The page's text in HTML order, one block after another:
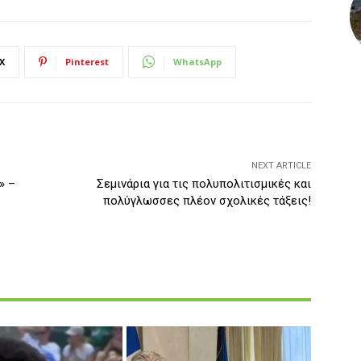
X Pinterest WhatsApp
–
NEXT ARTICLE
Σεμινάρια για τις πολυπολιτισμικές και
πολύγλωσσες πλέον σχολικές τάξεις!